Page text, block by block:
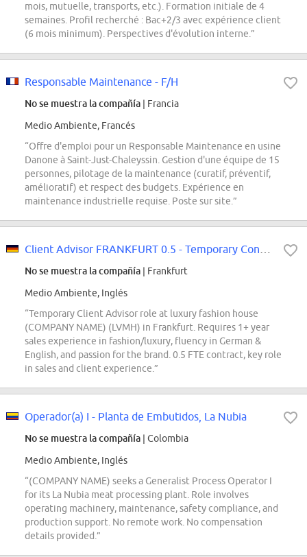
mois, mutuelle, transports, etc.). Formation initiale de 4
semaines. Profil recherché : Bac+2/3 avec expérience client
(6 mois minimum). Perspectives d'évolution interne.”
Responsable Maintenance - F/H
No se muestra la compañía | Francia
Medio Ambiente, Francés
“Offre d'emploi pour un Responsable Maintenance en usine
Danone à Saint-Just-Chaleyssin. Gestion d'une équipe de 15
personnes, pilotage de la maintenance (curatif, préventif,
amélioratif) et respect des budgets. Expérience en
maintenance industrielle requise. Poste sur site.”
No se muestra la compañía | Frankfurt
Medio Ambiente, Inglés
“Temporary Client Advisor role at luxury fashion house
(COMPANY NAME) (LVMH) in Frankfurt. Requires 1+ year
sales experience in fashion/luxury, fluency in German &
English, and passion for the brand. 0.5 FTE contract, key role
in sales and client experience.”
Operador(a) I - Planta de Embutidos, La Nubia
No se muestra la compañía | Colombia
Medio Ambiente, Inglés
“(COMPANY NAME) seeks a Generalist Process Operator I
for its La Nubia meat processing plant. Role involves
operating machinery, maintenance, safety compliance, and
production support. No remote work. No compensation
details provided.”